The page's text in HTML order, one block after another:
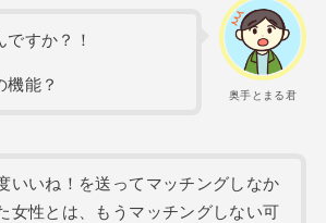
奥手とまる君
すか？！
機能？
いいね！を送ってマッチングしなか
女性とは、もうマッチングしない可